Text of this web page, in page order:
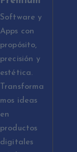
Software y
Apps con
propósito,
precisión y
estética.
Transforma
mos ideas
en
productos
digitales